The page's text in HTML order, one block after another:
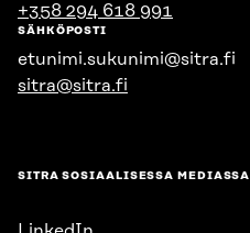
+358 294 618 991
SÄHKÖPOSTI
etunimi.sukunimi@sitra.fi
sitra@sitra.fi
SITRA SOSIAALISESSA MEDIASSA